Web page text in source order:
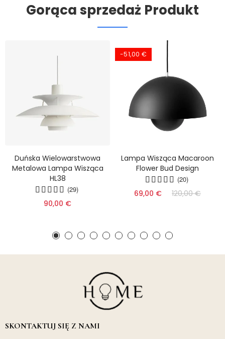
Gorąca sprzedaż Produkt
Duńska Wielowarstwowa
Metalowa Lampa Wisząca
HL38
(29)
90,00 €
-51,00 €
Lampa Wisząca Macaroon
Flower Bud Design
(20)
69,00 € 120,00 €
SKONTAKTUJ SIĘ Z NAMI